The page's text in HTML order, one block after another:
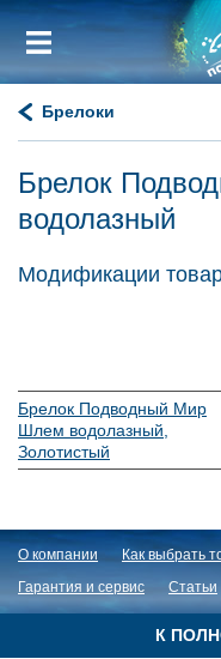
Брелоки
Брелок
водолазный
Модификации
Брелок Подводный Мир
Шлем водолазный,
Золотистый
О компании Как выбрать
Гарантия и сервис
Статьи
К